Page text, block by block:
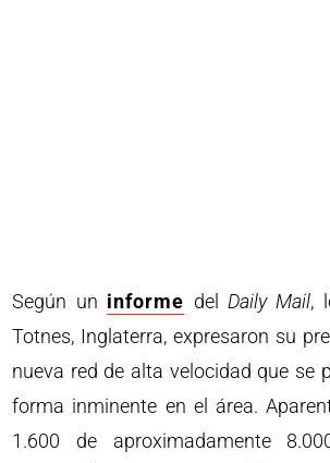
Según un informe del Daily Mail,
Totnes, Inglaterra, expresaron su
nueva red de alta velocidad que se
forma inminente en el área.
1.600 de aproximadamente